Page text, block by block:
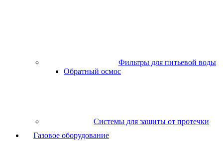
Фильтры для питьевой воды
Обратный осмос
Системы для защиты от протечки
Газовое оборудование